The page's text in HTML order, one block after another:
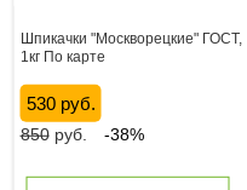
Шпикачки "Москворецкие" ГОСТ,
1кг По карте
530 руб.
850руб. -38%